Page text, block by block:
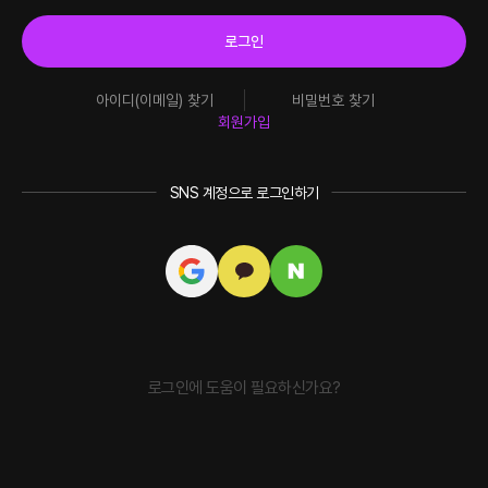
로그인
아이디(이메일) 찾기
비밀번호 찾기
회원가입
SNS 계정으로 로그인하기
로그인에 도움이 필요하신가요?